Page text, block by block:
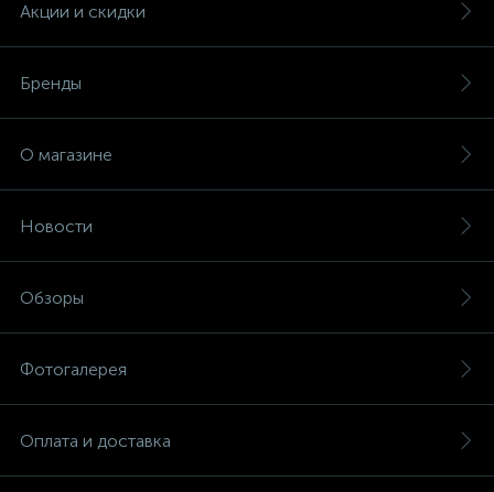
Акции и скидки
Бренды
О магазине
Новости
Обзоры
Фотогалерея
Оплата и доставка